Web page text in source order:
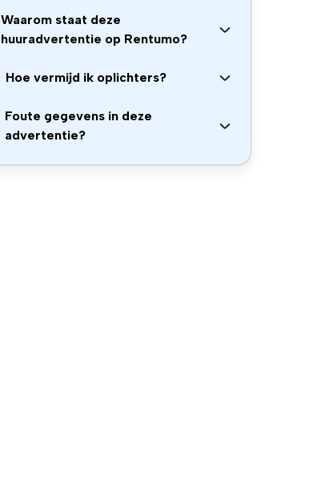
Waarom staat deze
huuradvertentie op Rentumo?
Hoe vermijd ik oplichters?
Foute gegevens in deze
advertentie?